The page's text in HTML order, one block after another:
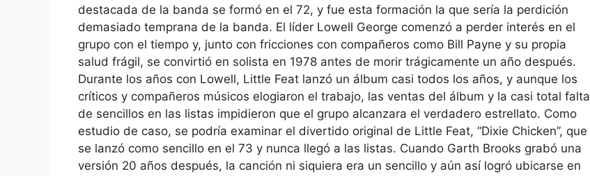
destacada de la banda se formó en el 72, y fue esta formación la que sería la perdición
demasiado temprana de la banda. El líder Lowell George comenzó a perder interés en el
grupo con el tiempo y, junto con fricciones con compañeros como Bill Payne y su propia
salud frágil, se convirtió en solista en 1978 antes de morir trágicamente un año después.
Durante los años con Lowell, Little Feat lanzó un álbum casi todos los años, y aunque los
críticos y compañeros músicos elogiaron el trabajo, las ventas del álbum y la casi total falta
de sencillos en las listas impidieron que el grupo alcanzara el verdadero estrellato. Como
estudio de caso, se podría examinar el divertido original de Little Feat, “Dixie Chicken”, que
se lanzó como sencillo en el 73 y nunca llegó a las listas. Cuando Garth Brooks grabó una
versión 20 años después, la canción ni siquiera era un sencillo y aún así logró ubicarse en